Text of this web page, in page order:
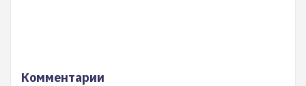
Комментарии